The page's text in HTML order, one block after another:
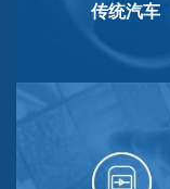
传统汽车